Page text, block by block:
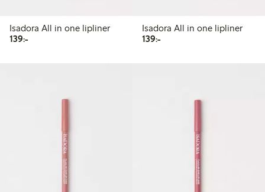
Isadora All in one lipliner
139:-139,00 kr
Isadora All in one lipliner
139:-139,00 kr